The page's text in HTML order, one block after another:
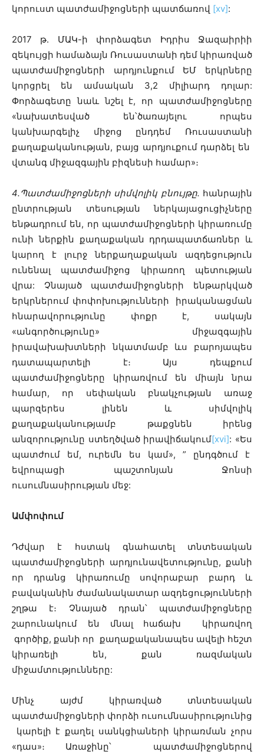
կորուստ պատժամիջոցների պատճառով [xv]:
2017 թ. ՄԱԿ-ի փորձագետ Իդրիս Ջազաիրիի
զեկույցի համաձայն Ռուսաստանի դեմ կիրառված
պատժամիջոցների արդյունքում ԵՄ երկրները
կորցրել են ամսական 3,2 միլիարդ դոլար:
Փորձագետը նաև նշել է, որ պատժամիջոցները
«նախատեսված են՝ծառայելու որպես
կանխարգելիչ միջոց ընդդեմ Ռուսաստանի
քաղաքականության, բայց արդյուքում դարձել են
վտանգ միջազգային բիզնեսի համար»։
4․Պատժամիջոցների սիմվոլիկ բնույթը․ հանրային
ընտրության տեսության ներկայացուցիչները
ենթադրում են, որ պատժամիջոցների կիրառումը
ունի ներքին քաղաքական դրդապատճառներ և
կարող է լուրջ ներքաղաքական ազդեցություն
ունենալ պատժամիջոց կիրառող պետության
վրա: Չնայած պատժամիջոցների ենթարկված
երկրներում փոփոխությունների իրականացման
հնարավորությունը փոքր է, սակայն
«անգործությունը» միջազգային
իրավախախտների նկատմամբ ևս բարոյապես
դատապարտելի է։ Այս դեպքում
պատժամիջոցները կիրառվում են միայն նրա
համար, որ սեփական բնակչության առաջ
պարզերես լինեն և սիմվոլիկ
քաղաքականությամբ թաքցնեն իրենց
անզորությունը ստեղծված իրավիճակում[xvi]: «Ես
պատժում եմ, ուրեմն ես կամ», ” ընդգծում է
եվրոպացի պաշտոնյան Ջոնսի
ուսումնասիրության մեջ:
Ամփոփում
Դժվար է հստակ գնահատել տնտեսական
պատժամիջոցների արդյունավետությունը, քանի
որ դրանց կիրառումը սովորաբար բարդ և
բավականին ժամանակատար ազդեցությունների
շղթա է։ Չնայած դրան՝ պատժամիջոցները
շարունակում են մնալ հաճախ կիրառվող
գործիք, քանի որ քաղաքականապես ավելի հեշտ
կիրառելի են, քան ռազմական
միջամտությունները:
Մինչ այժմ կիրառված տնտեսական
պատժամիջոցների փորձի ուսումնասիրությունից
կարելի է քաղել սանկցիաների կիրառման չորս
«դաս»։ Առաջինը՝ պատժամիջոցներով